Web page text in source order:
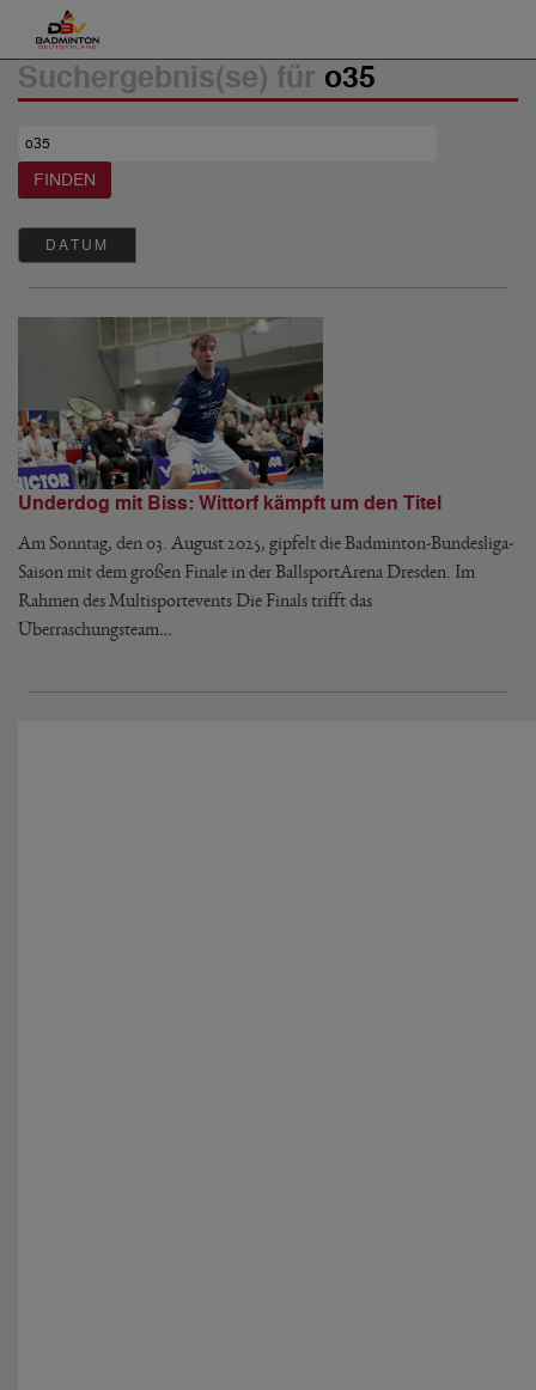
Suchergebnis(se) für o35
DATUM
Underdog mit Biss: Wittorf kämpft um den Titel
Am Sonntag, den 03. August 2025, gipfelt die Badminton-Bundesliga-
Saison mit dem großen Finale in der BallsportArena Dresden. Im
Rahmen des Multisportevents Die Finals trifft das
Überraschungsteam…